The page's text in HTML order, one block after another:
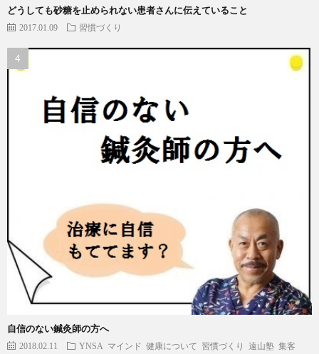
どうしても砂糖を止められない患者さんに伝えていること
2017.01.09 習慣づくり
自信のない鍼灸師の方へ
2018.02.11 YNSA マインド 健康について 習慣づくり 遠山塾 集客